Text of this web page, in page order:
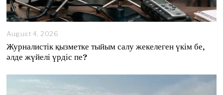
August 4, 2026
g
u
Журналистік қызметке тыйым салу жекелеген үкім бе,
әлде жүйелі үрдіс пе?